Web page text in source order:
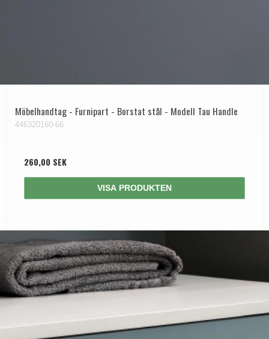
Möbelhandtag - Furnipart - Borstat stål - Modell Tau Handle
446320160-66
260,00 SEK
VISA PRODUKTEN